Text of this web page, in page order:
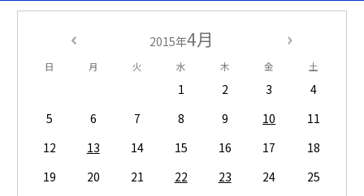
2015年4月
日 月 火 水 木 金 土
1 2 3
4
5
6 7 8 9 10
11
12
13 14 15 16 17
18
19
20 21 22 23 24
25